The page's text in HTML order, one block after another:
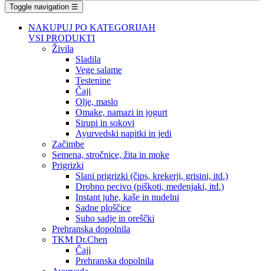
Toggle navigation ☰
NAKUPUJ PO KATEGORIJAH
VSI PRODUKTI
Živila
Sladila
Vege salame
Testenine
Čaji
Olje, maslo
Omake, namazi in jogurt
Sirupi in sokovi
Ayurvedski napitki in jedi
Začimbe
Semena, stročnice, žita in moke
Prigrizki
Slani prigrizki (čips, krekerji, grisini, itd.)
Drobno pecivo (piškoti, medenjaki, itd.)
Instant juhe, kaše in nudelni
Sadne ploščice
Suho sadje in oreščki
Prehranska dopolnila
TKM Dr.Chen
Čaji
Prehranska dopolnila